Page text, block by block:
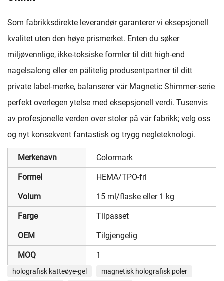
Som fabrikksdirekte leverandør garanterer vi eksepsjonell
kvalitet uten den høye prismerket. Enten du søker
miljøvennlige, ikke-toksiske formler til ditt high-end
nagelsalong eller en pålitelig produsentpartner til ditt
private label-merke, balanserer vår Magnetic Shimmer-serie
perfekt overlegen ytelse med eksepsjonell verdi. Tusenvis
av profesjonelle verden over stoler på vår fabrikk; velg oss
og nyt konsekvent fantastisk og trygg negleteknologi.
Merkenavn Colormark
Formel HEMA/TPO-fri
Volum 15 ml/flaske eller 1 kg
Farge Tilpasset
OEM Tilgjengelig
MOQ 1
holografisk katteøye-gel
magnetisk holografisk poler